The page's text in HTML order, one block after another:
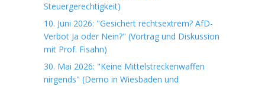
Steuergerechtigkeit)
10. Juni 2026: "Gesichert rechtsextrem? AfD-
Verbot Ja oder Nein?" (Vortrag und Diskussion
mit Prof. Fisahn)
30. Mai 2026: "Keine Mittelstreckenwaffen
nirgends" (Demo in Wiesbaden und